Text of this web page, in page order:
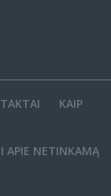
KAIP
APIE NETINKAMĄ